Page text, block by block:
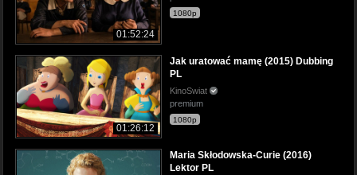
01:52:24
1080p
01:26:12
Jak uratować mamę (2015) Dubbing
PL
KinoSwiat
premium
1080p
Maria Skłodowska-Curie (2016)
Lektor PL